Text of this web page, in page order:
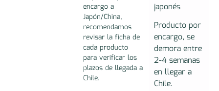
encargo a
Japón/China,
recomendamos
revisar la ficha de
cada producto
para verificar los
plazos de llegada a
Chile.
japonés
Producto por
encargo, se
demora entre
2-4 semanas
en llegar a
Chile.